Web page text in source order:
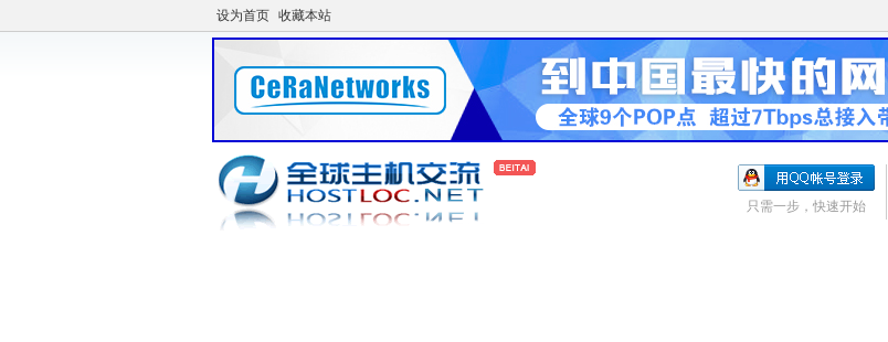
设为首页 收藏本站
只需一步，快速开始